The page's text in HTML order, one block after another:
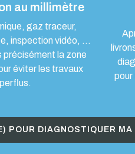
au millimètre
gaz traceur,
inspection vidéo, …
précisément la zone
éviter les travaux
pour
POUR DIAGNOSTIQUER MA